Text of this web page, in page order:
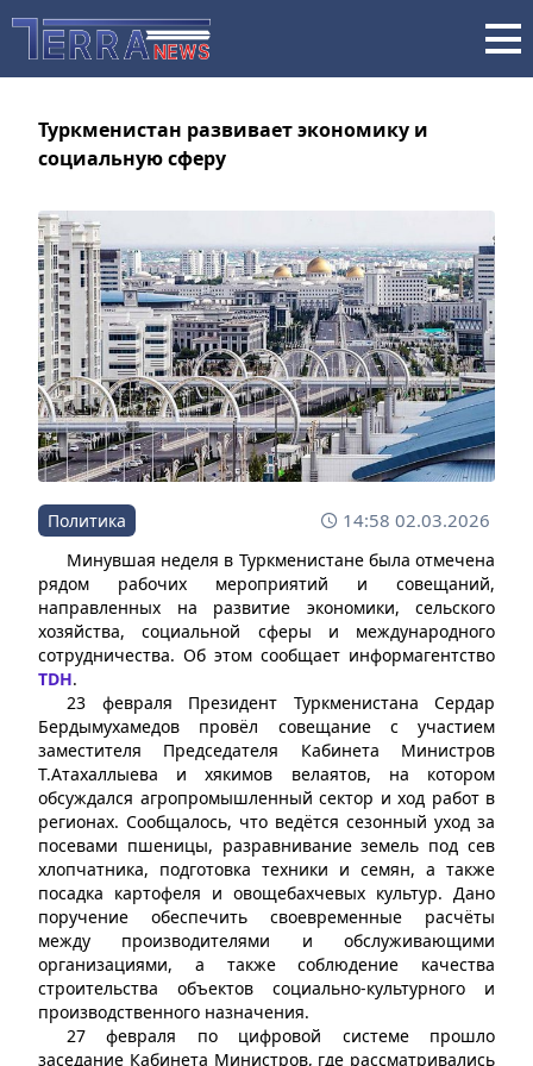
Туркменистан развивает экономику и
социальную сферу
Политика 14:58 02.03.2026
Минувшая неделя в Туркменистане была отмечена
рядом рабочих мероприятий и совещаний,
направленных на развитие экономики, сельского
хозяйства, социальной сферы и международного
сотрудничества. Об этом сообщает информагентство
TDH.
23 февраля Президент Туркменистана Сердар
Бердымухамедов провёл совещание с участием
заместителя Председателя Кабинета Министров
Т.Атахаллыева и хякимов велаятов, на котором
обсуждался агропромышленный сектор и ход работ в
регионах. Сообщалось, что ведётся сезонный уход за
посевами пшеницы, разравнивание земель под сев
хлопчатника, подготовка техники и семян, а также
посадка картофеля и овощебахчевых культур. Дано
поручение обеспечить своевременные расчёты
между производителями и обслуживающими
организациями, а также соблюдение качества
строительства объектов социально-культурного и
производственного назначения.
27 февраля по цифровой системе прошло
заседание Кабинета Министров, где рассматривались